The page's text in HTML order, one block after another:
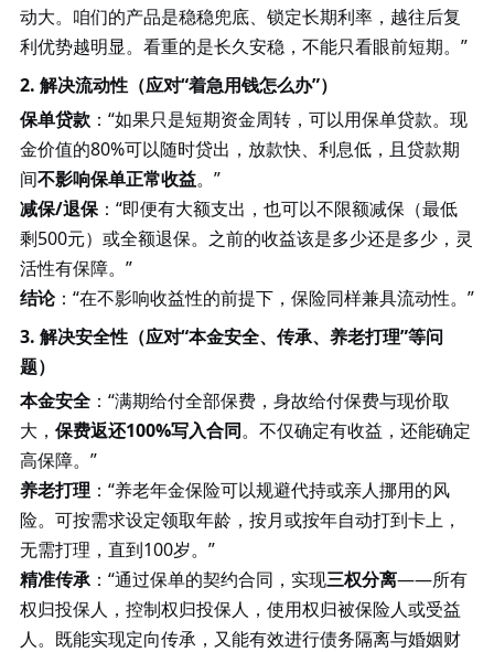
动大。咱们的产品是稳稳兜底、锁定长期利率，越往后复
利优势越明显。看重的是长久安稳，不能只看眼前短期。”
2. 解决流动性（应对“着急用钱怎么办”）
保单贷款： “如果只是短期资金周转，可以用保单贷款。现
金价值的80%可以随时贷出，放款快、利息低，且贷款期
间不影响保单正常收益。 ”
减保/退保： “即便有大额支出，也可以不限额减保（最低
剩500元）或全额退保。之前的收益该是多少还是多少，灵
活性有保障。”
结论： “在不影响收益性的前提下，保险同样兼具流动性。”
3. 解决安全性（应对“本金安全、传承、养老打理”等问
题）
本金安全： “满期给付全部保费，身故给付保费与现价取
大， 保费返还100%写入合同。不仅确定有收益，还能确定
高保障。 ”
养老打理 ： “养老年金保险可以规避代持或亲人挪用的风
险。可按需求设定领取年龄，按月或按年自动打到卡上，
无需打理，直到100岁。”
精准传承： “通过保单的契约合同，实现三权分离——所有
权归投保人，控制权归投保人，使用权归被保险人或受益
人。既能实现定向传承，又能有效进行债务隔离与婚姻财